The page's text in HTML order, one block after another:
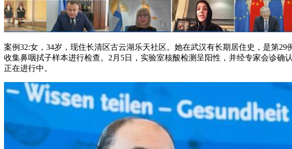
案例32:女，34岁，现住长清区古云湖乐天社区。她在武汉有长期居住史，是第
收集鼻咽拭子样本进行检查。2月5日，实验室核酸检测呈阳性，并经专家会诊
正在进行中。